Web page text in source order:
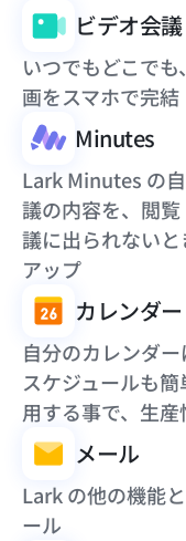
ビデオ会議
いつでもどこで
画をスマホで完結
Minutes
Lark Minutes の
議の内容を、閲
議に出られない
アップ
カレンダー
自分のカレンダ
スケジュールも
用する事で、生
メール
Lark の他の機能
ール